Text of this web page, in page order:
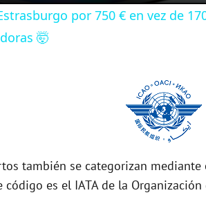
i
e
por 750 € en vez de
🤯
también se categorizan
código es el IATA de la